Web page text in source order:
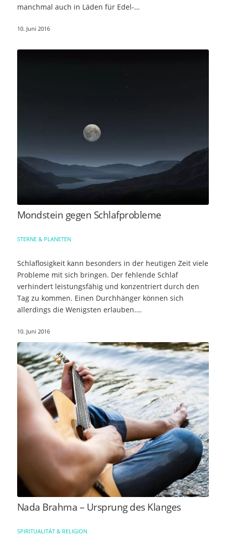
manchmal auch in Läden für Edel-…
10. Juni 2016
Mondstein gegen Schlafprobleme
STERNE & PLANETEN
Schlaflosigkeit kann besonders in der heutigen Zeit viele
Probleme mit sich bringen. Der fehlende Schlaf
verhindert leistungsfähig und konzentriert durch den
Tag zu kommen. Einen Durchhänger können sich
allerdings die Wenigsten erlauben.…
10. Juni 2016
Nada Brahma – Ursprung des Klanges
SPIRITUALITÄT & RELIGION